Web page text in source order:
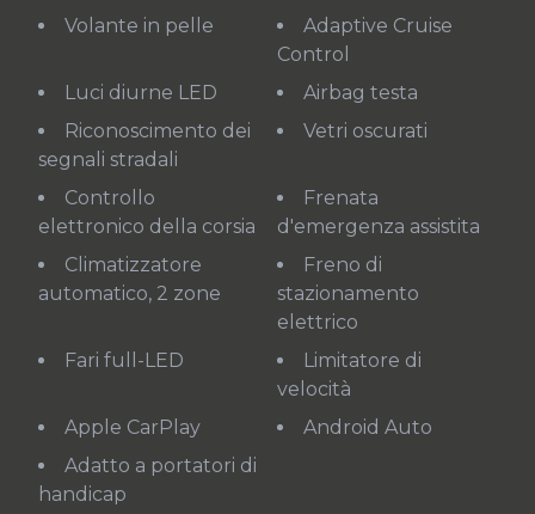
Volante in pelle
Adaptive Cruise
Control
Luci diurne LED
Airbag testa
Riconoscimento dei
segnali stradali
Vetri oscurati
Controllo
elettronico della corsia
Frenata
d'emergenza assistita
Climatizzatore
automatico, 2 zone
Freno di
stazionamento
elettrico
Fari full-LED
Limitatore di
velocità
Apple CarPlay
Android Auto
Adatto a portatori di
handicap